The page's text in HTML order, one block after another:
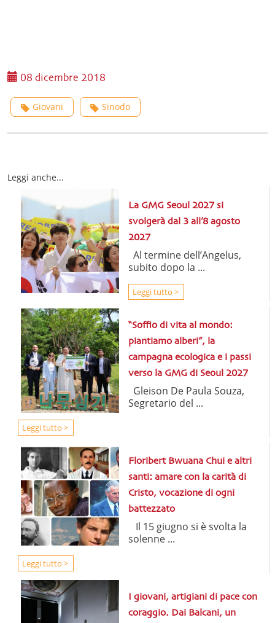
08 dicembre 2018
Giovani Sinodo
Leggi anche...
La GMG Seoul 2027 si
svolgerà dal 3 all’8 agosto
2027
Al termine dell’Angelus,
subito dopo la ...
Leggi tutto >
“Soffio di vita al mondo:
piantiamo alberi”, la
campagna ecologica e i passi
verso la GMG di Seoul 2027
Gleison De Paula Souza,
Segretario del ...
Leggi tutto >
Floribert Bwuana Chui e altri
santi: amare con la carità di
Cristo, vocazione di ogni
battezzato
Il 15 giugno si è svolta la
solenne ...
Leggi tutto >
I giovani, artigiani di pace con
coraggio. Dai Balcani, un